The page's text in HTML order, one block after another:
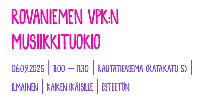
ROVANIEMEN VPK:N
MUSIIKKITUOKIO
06.09.2025 | 11:00 – 11:30 | RAUTATIEASEMA (RATAKATU 5) |
ILMAINEN | KAIKEN IKÄISILLE | ESTEETÖN